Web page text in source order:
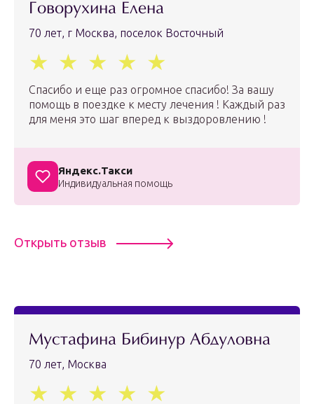
Говорухина Елена
70 лет, г Москва, поселок Восточный
Спасибо и еще раз огромное спасибо! За вашу
помощь в поездке к месту лечения ! Каждый раз
для меня это шаг вперед к выздоровлению !
Яндекс.Такси
Индивидуальная помощь
Открыть отзыв
Мустафина Бибинур Абдуловна
70 лет, Москва